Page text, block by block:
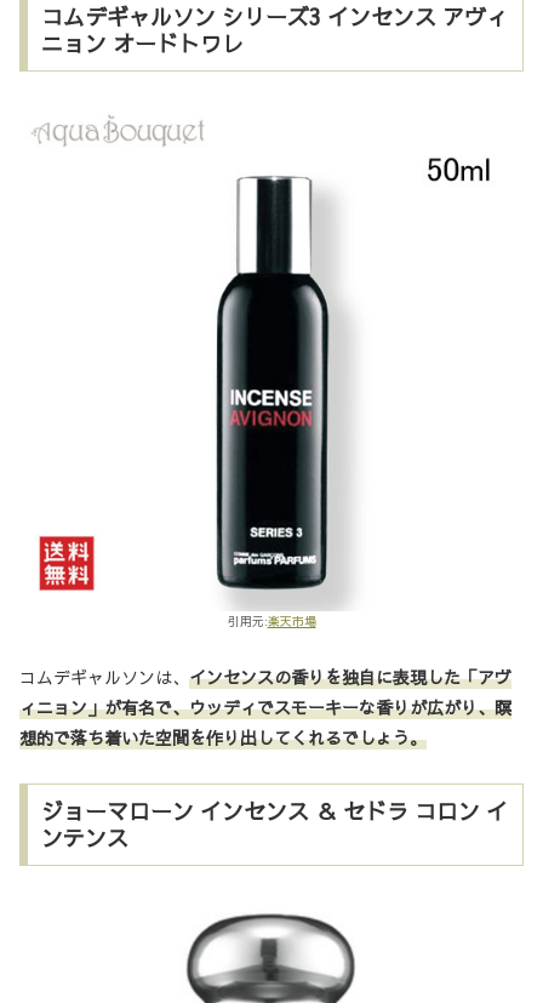
コムデギャルソン シリーズ3 インセンス アヴィ
ニョン オードトワレ
引用元:楽天市場
コムデギャルソンは、 インセンスの香りを独自に表現した「アヴ
ィニョン」が有名で、ウッディでスモーキーな香りが広がり、瞑
想的で落ち着いた空間を作り出してくれるでしょう。
ジョーマローン インセンス ＆ セドラ コロン イ
ンテンス